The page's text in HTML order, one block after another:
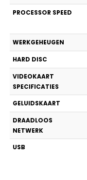
PROCESSOR SPEED
WERKGEHEUGEN
HARD DISC
VIDEOKAART
SPECIFICATIES
GELUIDSKAART
DRAADLOOS
NETWERK
USB